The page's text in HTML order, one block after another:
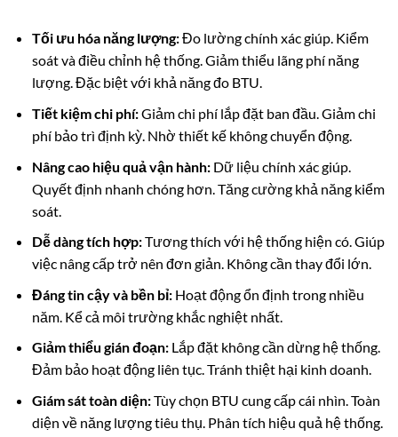
Tối ưu hóa năng lượng:Đo lường chính xác giúp. Kiểm
soát và điều chỉnh hệ thống. Giảm thiểu lãng phí năng
lượng. Đặc biệt với khả năng đo BTU.
Tiết kiệm chi phí:Giảm chi phí lắp đặt ban đầu. Giảm chi
phí bảo trì định kỳ. Nhờ thiết kế không chuyển động.
Nâng cao hiệu quả vận hành:Dữ liệu chính xác giúp.
Quyết định nhanh chóng hơn. Tăng cường khả năng kiểm
soát.
Dễ dàng tích hợp:Tương thích với hệ thống hiện có. Giúp
việc nâng cấp trở nên đơn giản. Không cần thay đổi lớn.
Đáng tin cậy và bền bỉ:Hoạt động ổn định trong nhiều
năm. Kể cả môi trường khắc nghiệt nhất.
Giảm thiểu gián đoạn:Lắp đặt không cần dừng hệ thống.
Đảm bảo hoạt động liên tục. Tránh thiệt hại kinh doanh.
Giám sát toàn diện:Tùy chọn BTU cung cấp cái nhìn. Toàn
diện về năng lượng tiêu thụ. Phân tích hiệu quả hệ thống.